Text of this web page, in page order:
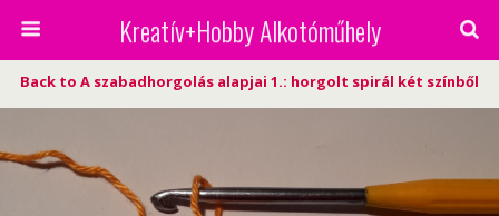
Kreatív+Hobby Alkotóműhely
Back to A szabadhorgolás alapjai 1.: horgolt spirál két színből